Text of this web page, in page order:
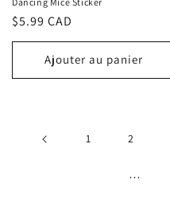
Prix
habituel
$5.99 CAD
Ajouter au panier
1 2
…